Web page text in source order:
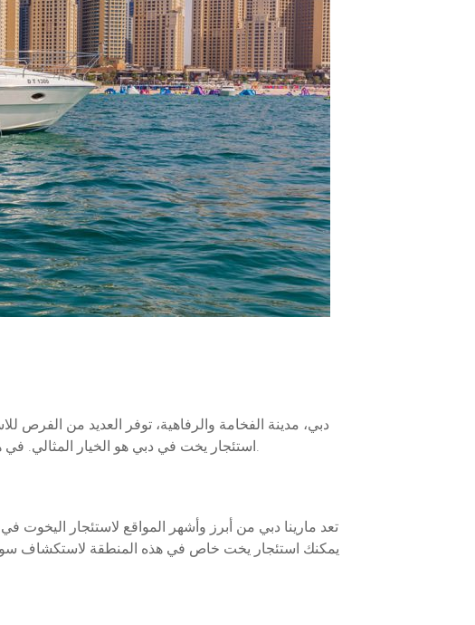
دبي، مدينة الفخامة والرفاهية، توفر العديد من الفرص
استئجار يخت في دبي هو الخيار المثالي. في هذا الدليل الشامل، سنتعرف على أفضل الأماكن لاستئجار اليخوت في دبي لتتمكن من اختيار الخيار الأنسب لك.
تعد مارينا دبي من أبرز وأشهر المواقع لاستئجار اليخوت
يمكنك استئجار يخت خاص في هذه المنطقة لاستكشاف سواحل